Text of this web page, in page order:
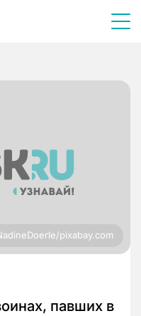
pixabay.com
павших в